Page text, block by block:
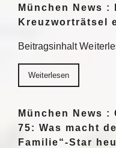
München News :
Kreuzworträtsel
Beitragsinhalt
Weiterlesen
München News
75: Was macht
Familie“-Star